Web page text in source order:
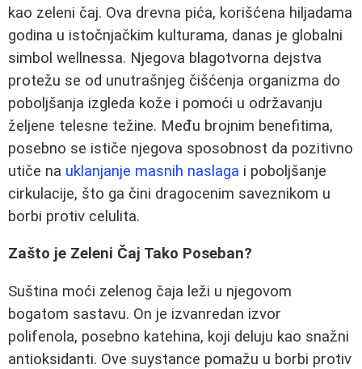
kao zeleni čaj. Ova drevna pića, korišćena hiljadama
godina u istočnjačkim kulturama, danas je globalni
simbol wellnessa. Njegova blagotvorna dejstva
protežu se od unutrašnjeg čišćenja organizma do
poboljšanja izgleda kože i pomoći u održavanju
željene telesne težine. Među brojnim benefitima,
posebno se ističe njegova sposobnost da pozitivno
utiče na uklanjanje masnih naslaga i poboljšanje
cirkulacije, što ga čini dragocenim saveznikom u
borbi protiv celulita.
Zašto je Zeleni Čaj Tako Poseban?
Suština moći zelenog čaja leži u njegovom
bogatom sastavu. On je izvanredan izvor
polifenola, posebno katehina, koji deluju kao snažni
antioksidanti. Ove suystance pomažu u borbi protiv